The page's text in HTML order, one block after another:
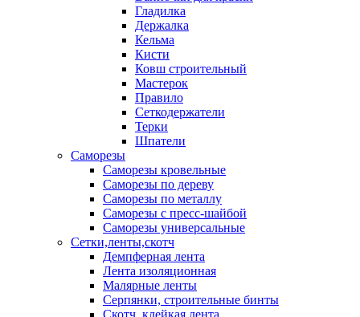
Гладилка
Держалка
Кельма
Кисти
Ковш строительный
Мастерок
Правило
Сеткодержатели
Терки
Шпатели
Саморезы
Саморезы кровельные
Саморезы по дереву
Саморезы по металлу
Саморезы с пресс-шайбой
Саморезы универсальные
Сетки,ленты,скотч
Демпферная лента
Лента изоляционная
Малярные ленты
Серпянки, строительные бинты
Скотч, клейкая лента